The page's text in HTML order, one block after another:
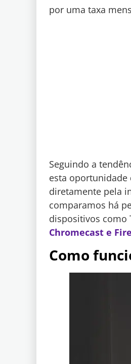
por uma taxa
Seguindo a
esta oportunidade
diretamente pela
comparamos há
dispositivos como
Chromecast e
Como